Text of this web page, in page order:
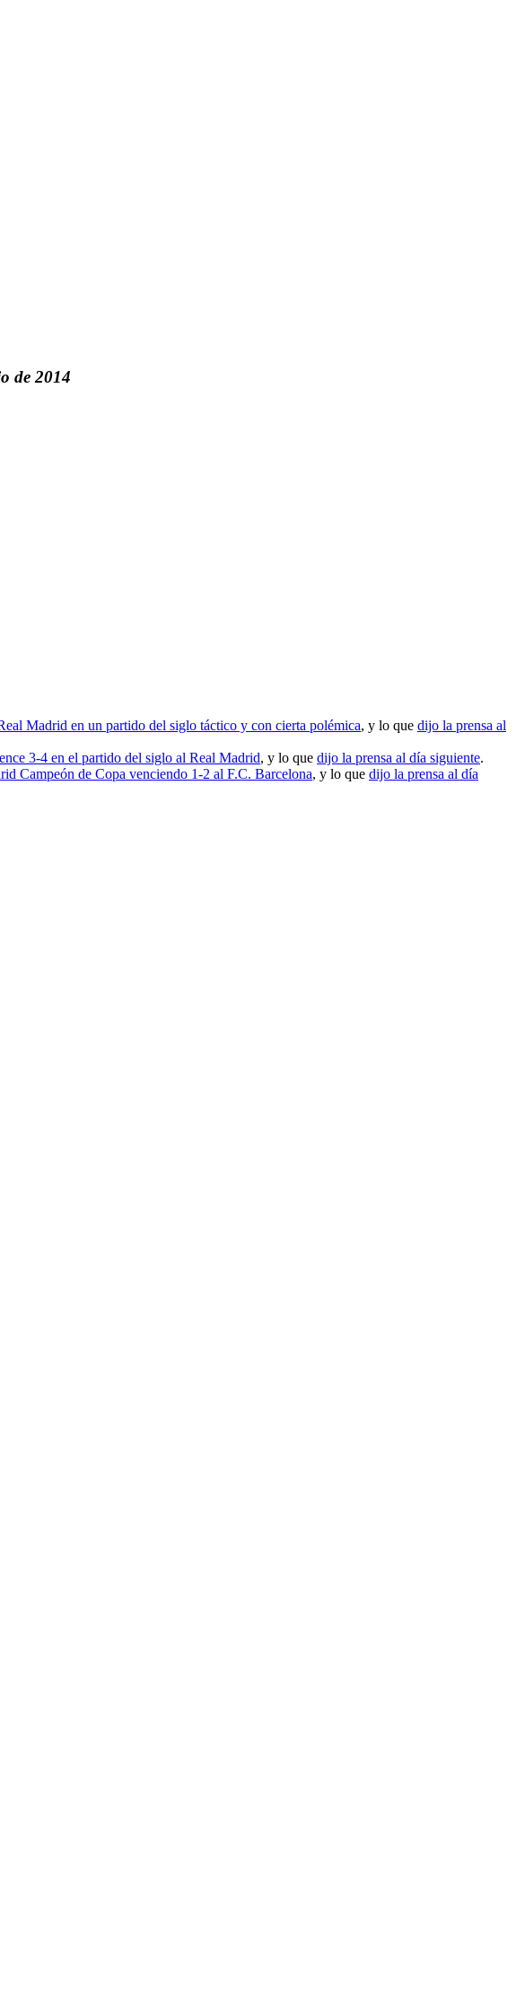
de 2014
Madrid en un partido del siglo táctico y con cierta polémica, y lo que dijo la prensa al
3-4 en el partido del siglo al Real Madrid, y lo que dijo la prensa al día siguiente.
Campeón de Copa venciendo 1-2 al F.C. Barcelona, y lo que dijo la prensa al día